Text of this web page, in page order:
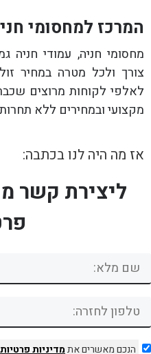
המרכז למחסומי
מחסומי חניה, עמודי חניה
צורך ולכל מטרה במחיר
לאלפי לקוחות מרוצים
מקצועי ובמחירים ללא תחרות.
אז מה היה לנו בכתבה:
ליצירת קשר
הנכם מאשרים אתמדיניות פרטיות